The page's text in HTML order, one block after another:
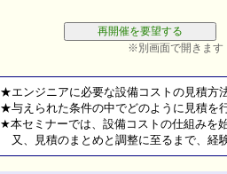
※別画面で開きます
★エンジニアに必要な設備コストの見積方
★与えられた条件の中でどのように見積を
★本セミナーでは、設備コストの仕組みを
又、見積のまとめと調整に至るまで、経